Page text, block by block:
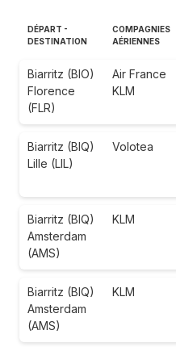
DÉPART -
DESTINATION
COMPAGNIES
AÉRIENNES
Biarritz (BIO)
Florence
(FLR)
Air France
KLM
Biarritz (BIQ)
Lille (LIL)
Volotea
Biarritz (BIQ)
Amsterdam
(AMS)
KLM
Biarritz (BIQ)
Amsterdam
(AMS)
KLM